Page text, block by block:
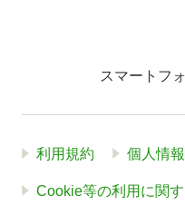
スマートフ
利用規約 個人情
Cookie等の利用に関